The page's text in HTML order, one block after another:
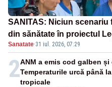
SANITAS: Niciun
din sănătate în proiectul
Sanatate·31 iul. 2026, 07:29
2ANM a emis cod galben
Temperaturile urcă până
tropicale